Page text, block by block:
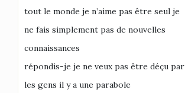
tout le monde je n’aime pas être seul je
ne fais simplement pas de nouvelles
connaissances
répondis-je je ne veux pas être déçu par
les gens il y a une parabole